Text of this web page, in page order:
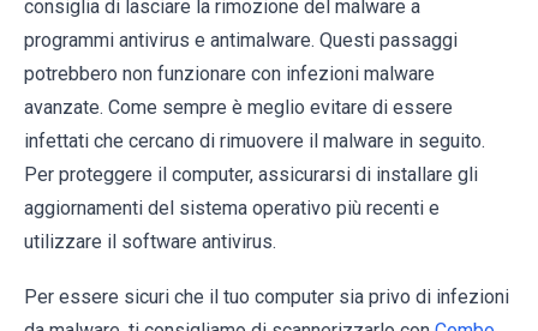
consiglia di lasciare la rimozione del malware a
programmi antivirus e antimalware. Questi passaggi
potrebbero non funzionare con infezioni malware
avanzate. Come sempre è meglio evitare di essere
infettati che cercano di rimuovere il malware in seguito.
Per proteggere il computer, assicurarsi di installare gli
aggiornamenti del sistema operativo più recenti e
utilizzare il software antivirus.
Per essere sicuri che il tuo computer sia privo di infezioni